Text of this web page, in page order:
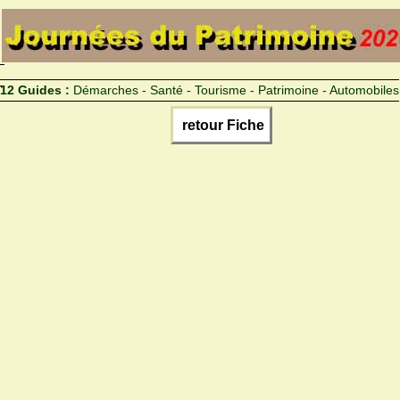
12 Guides : Démarches - Santé - Tourisme - Patrimoine - Automobiles
retour Fiche